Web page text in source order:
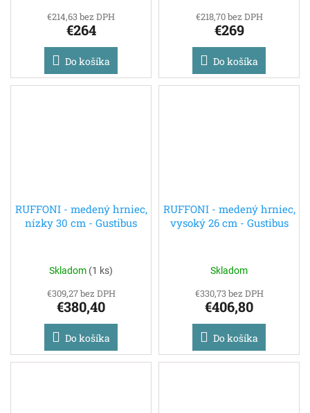
€214,63 bez DPH
€264
Do košíka
€218,70 bez DPH
€269
Do košíka
RUFFONI - medený hrniec,
nízky 30 cm - Gustibus
Skladom (1 ks)
€309,27 bez DPH
€380,40
Do košíka
RUFFONI - medený hrniec,
vysoký 26 cm - Gustibus
Skladom
€330,73 bez DPH
€406,80
Do košíka